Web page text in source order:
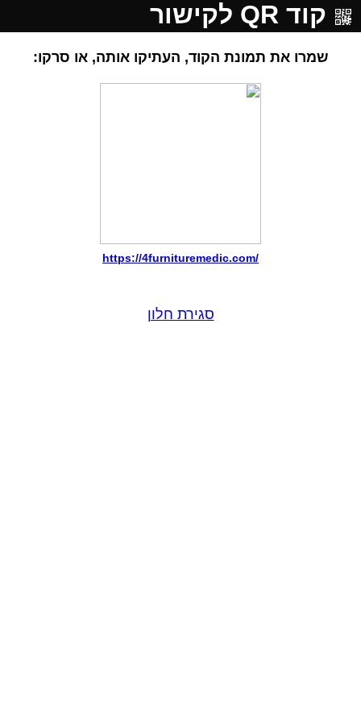
קוד QR לקישור
שמרו את תמונת הקוד, העתיקו אותה, או סרקו:
https://4furnituremedic.com/
סגירת חלון